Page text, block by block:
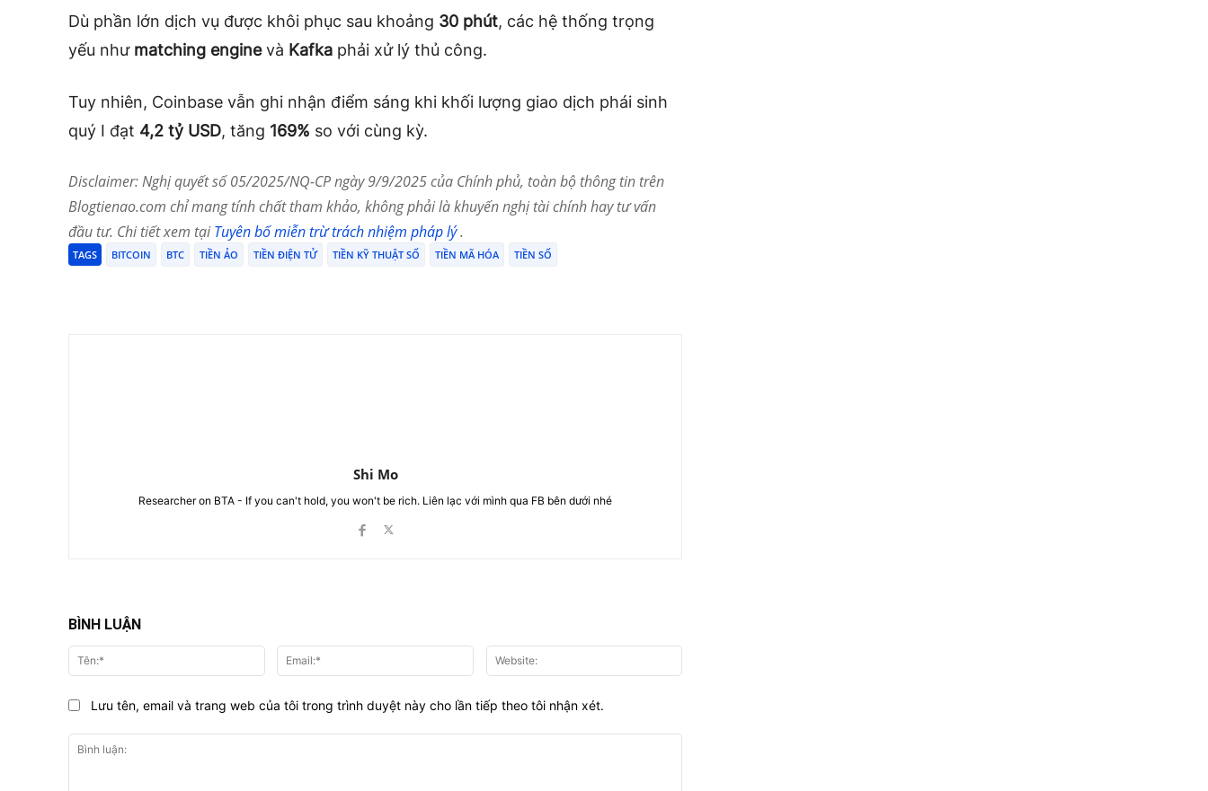
Dù phần lớn dịch vụ được khôi phục sau khoảng 30 phút, các hệ thống trọng
yếu như matching enginevà Kafka phải xử lý thủ công.
Tuy nhiên, Coinbase vẫn ghi nhận điểm sáng khi khối lượng giao dịch phái sinh
quý I đạt 4,2 tỷ USD, tăng 169% so với cùng kỳ.
Disclaimer: Nghị quyết số 05/2025/NQ-CP ngày 9/9/2025 của Chính phủ, toàn bộ thông tin trên
Blogtienao.com chỉ mang tính chất tham khảo, không phải là khuyến nghị tài chính hay tư vấn
đầu tư. Chi tiết xem tạiTuyên bố miễn trừ trách nhiệm pháp lý.
TAGS BITCOIN BTC TIỀN ẢO TIỀN ĐIỆN TỬ TIỀN KỸ THUẬT SỐ TIỀN MÃ HÓA TIỀN SỐ
Shi Mo
Researcher on BTA - If you can't hold, you won't be rich. Liên lạc với mình qua FB bên dưới nhé
BÌNH LUẬN
Tên:* Email:*
Lưu tên, email và trang web của tôi trong trình duyệt này cho lần tiếp theo tôi nhận xét.